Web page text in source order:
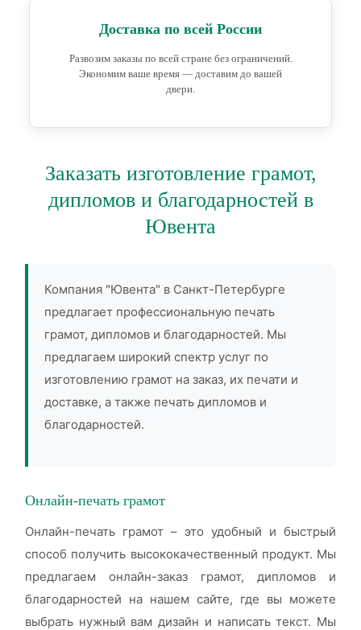
Доставка по всей России
Развозим заказы по всей стране без ограничений.
Экономим ваше время — доставим до вашей
двери.
Заказать изготовление грамот,
дипломов и благодарностей в
Ювента
Компания "Ювента" в Санкт-Петербурге
предлагает профессиональную печать
грамот, дипломов и благодарностей. Мы
предлагаем широкий спектр услуг по
изготовлению грамот на заказ, их печати и
доставке, а также печать дипломов и
благодарностей.
Онлайн-печать грамот
Онлайн-печать грамот – это удобный и быстрый
способ получить высококачественный продукт. Мы
предлагаем онлайн-заказ грамот, дипломов и
благодарностей на нашем сайте, где вы можете
выбрать нужный вам дизайн и написать текст. Мы